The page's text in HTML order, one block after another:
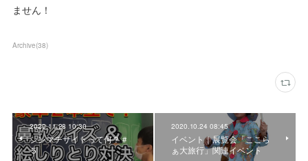
ません！
Archive(38)
2020.11.28 10:30
シンマチサイトって何？＃
５
2020.10.24 08:45
イベント｜展覧会「ここら
ぁ大旅行」関連イベント